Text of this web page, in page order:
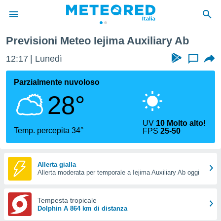
di
per
le
di
Web
le
Previsioni Meteo Iejima Auxiliary Ab
12:17 Lunedì ...
Parzialmente nuvoloso
28°
Temp. percepita 34°
UV 10 Molto alto!
FPS25-50
Allerta gialla
Allerta moderata per temporale a Iejima Auxiliary Ab oggi
Tempesta tropicale
Dolphin A 864 km di distanza